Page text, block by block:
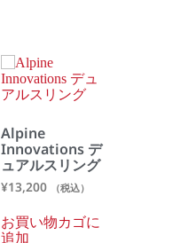
Alpine
Innovations デ
ュアルスリング
¥13,200 （税込）
お買い物カゴに
追加